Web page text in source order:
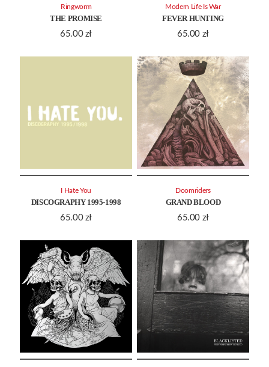
THE PROMISE
65.00 zł
Ringworm
FEVER HUNTING
65.00 zł
Modern Life Is War
DISCOGRAPHY 1995-1998
65.00 zł
I Hate You
GRAND BLOOD
65.00 zł
Doomriders